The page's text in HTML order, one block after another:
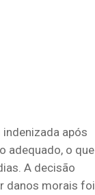
após
adequado, o que
A decisão
danos morais foi